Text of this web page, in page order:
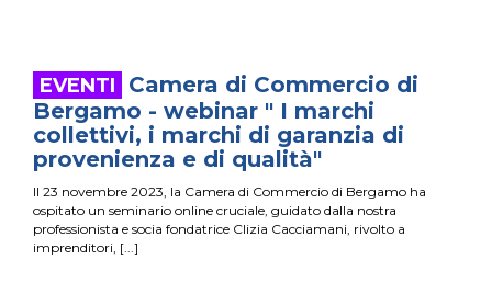
Camera di Commercio di
Bergamo - webinar " I marchi
collettivi, i marchi di garanzia di
provenienza e di qualità"
Il 23 novembre 2023, la Camera di Commercio di Bergamo ha
ospitato un seminario online cruciale, guidato dalla nostra
professionista e socia fondatrice Clizia Cacciamani, rivolto a
imprenditori,